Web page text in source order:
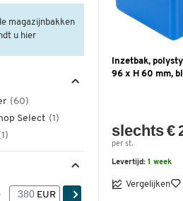
magazijnbakken
u hier
(60)
Select (1)
EUR
Inzetbak,
96 x H 60 mm,
slechts €
per st.
Levertijd: 1 week
Vergelijken